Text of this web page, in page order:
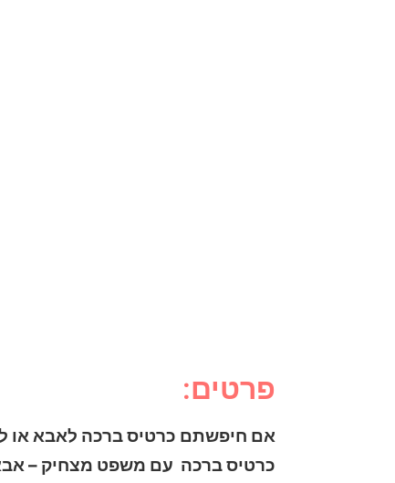
פרטים:
אם חיפשתם כרטיס ברכה לאבא או